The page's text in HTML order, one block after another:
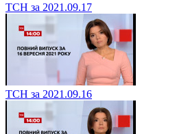
ТСН за 2021.09.17
ТСН за 2021.09.16